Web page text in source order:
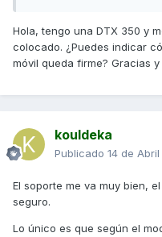
Hola, tengo una DTX 350 y
colocado. ¿Puedes indicar
móvil queda firme? Gracias
kouldeka
Publicado 14 de
El soporte me va muy bien,
seguro.
Lo único es que según el